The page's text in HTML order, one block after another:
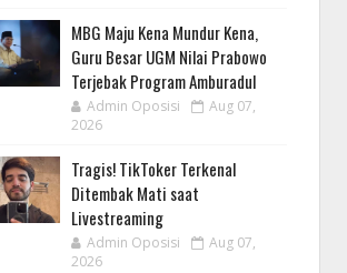
MBG Maju Kena Mundur Kena,
Guru Besar UGM Nilai Prabowo
Terjebak Program Amburadul
Admin Oposisi
Aug 07,
2026
Tragis! TikToker Terkenal
Ditembak Mati saat
Livestreaming
Admin Oposisi
Aug 07,
2026